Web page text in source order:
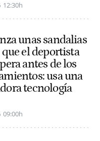
12:30h
unas sandalias
el deportista
antes de los
usa una
tecnología
09:00h